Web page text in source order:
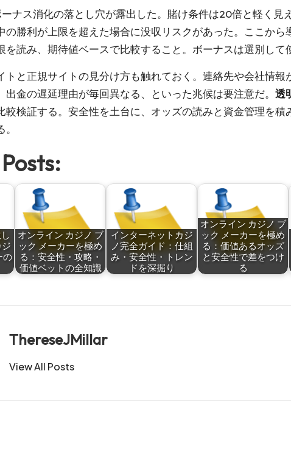
ナス消化の落とし穴が露出した。賭け条件は20倍と軽く
の勝利が上限を超えた場合に没収リスクがあった。ここから
を読み、期待値ベースで比較すること。ボーナスは選別し
トと正規サイトの見分け方も触れておく。連絡先や会社情
出金の遅延理由が毎回異なる、といった兆候は要注意だ。 透
較検証する。安全性を土台に、オッズの読みと資金管理を
の
オンライン カジノ ブ
ック メーカーを極め
る：安全性・攻略・
価値ベットの全知識
インターネットカジ
ノ完全ガイド：仕組
み・安全性・トレン
ドを深掘り
オンライン カジノ ブ
ック メーカーを極め
る：価値あるオッズ
と安全性で差をつけ
る
ThereseJMillar
View All Posts